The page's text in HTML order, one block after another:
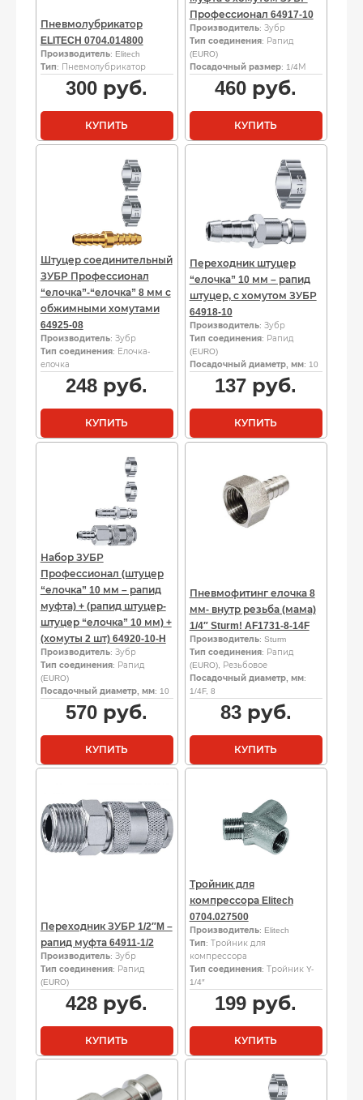
Пневмолубрикатор
ELITECH 0704.014800
Производитель: Elitech
Тип: Пневмолубрикатор
300 руб.
КУПИТЬ
Профессионал 64917-10
Производитель: Зубр
Тип соединения: Рапид
(EURO)
Посадочный размер: 1/4М
460 руб.
КУПИТЬ
Штуцер соединительный
ЗУБР Профессионал
“елочка”-“елочка” 8 мм с
обжимными хомутами
64925-08
Производитель: Зубр
Тип соединения: Елочка-
елочка
248 руб.
КУПИТЬ
Переходник штуцер
“елочка” 10 мм – рапид
штуцер, с хомутом ЗУБР
64918-10
Производитель: Зубр
Тип соединения: Рапид
(EURO)
Посадочный диаметр, мм: 10
137 руб.
КУПИТЬ
Набор ЗУБР
Профессионал (штуцер
“елочка” 10 мм – рапид
муфта) + (рапид штуцер-
штуцер “елочка” 10 мм) +
(хомуты 2 шт) 64920-10-H
Производитель: Зубр
Тип соединения: Рапид
(EURO)
Посадочный диаметр, мм: 10
570 руб.
КУПИТЬ
Пневмофитинг елочка 8
мм- внутр резьба (мама)
1/4″ Sturm! AF1731-8-14F
Производитель: Sturm
Тип соединения: Рапид
(EURO), Резьбовое
Посадочный диаметр, мм:
1/4F, 8
83руб.
КУПИТЬ
Переходник ЗУБР 1/2″M –
рапид муфта 64911-1/2
Производитель: Зубр
Тип соединения: Рапид
(EURO)
428 руб.
КУПИТЬ
Тройник для
компрессора Elitech
0704.027500
Производитель: Elitech
Тип: Тройник для
компрессора
Тип соединения: Тройник Y-
1/4″
199 руб.
КУПИТЬ